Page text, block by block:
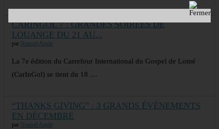
CARINGOL 7 : GRANDES SOIRÉES DE
LOUANGE DU 21 AU...
par Nouvel Angle
La 7e édition du Carrefour International du Gospel de Lomé
(CarInGol) se tient du 18 …
“THANKS GIVING” : 3 GRANDS ÉVÉNEMENTS
EN DÉCEMBRE
par Nouvel Angle